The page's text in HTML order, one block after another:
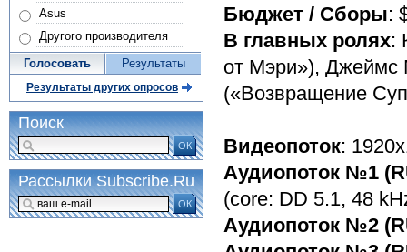
Бюджет / Сборы:
В главных ролях:
от Мэри»), Джеймс
(«Возвращение
Видеопоток:
Аудиопоток №1
(core: DD 5.1, 48
Аудиопоток №2
Asus
Другого производителя
Голосовать Результаты
Результаты других опросов
Поиск
ОК
Рассылки Subscribe.Ru
ОК